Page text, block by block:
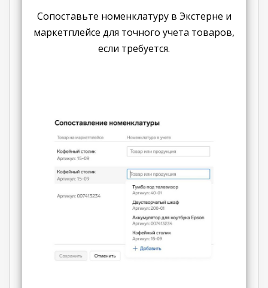
Сопоставьте номенклатуру в Экстерне и
маркетплейсе для точного учета товаров,
если требуется.